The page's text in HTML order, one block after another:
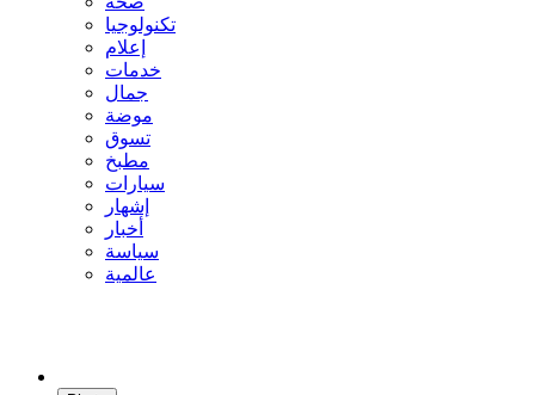
تكنولوجيا
إعلام
خدمات
جمال
موضة
تسوق
مطبخ
سيارات
إشهار
أخبار
سياسة
عالمية